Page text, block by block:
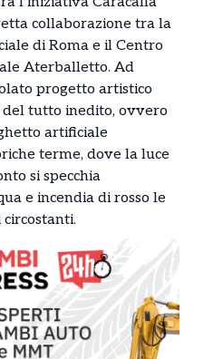
collaborazione tra la
di Roma e il Centro
Aterballetto. Ad
progetto artistico
del tutto inedito, ovvero
artificiale
terme, dove la luce
si specchia
e incendia di rosso le